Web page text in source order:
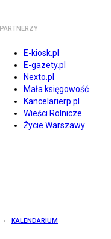
PARTNERZY
E-kiosk.pl
E-gazety.pl
Nexto.pl
Mała księgowość
Kancelarierp.pl
Wieści Rolnicze
Życie Warszawy
KALENDARIUM